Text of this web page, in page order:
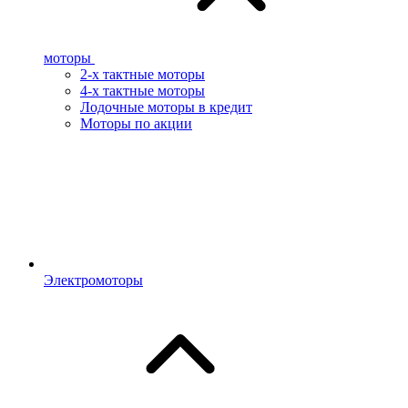
моторы
2-х тактные моторы
4-х тактные моторы
Лодочные моторы в кредит
Моторы по акции
Электромоторы